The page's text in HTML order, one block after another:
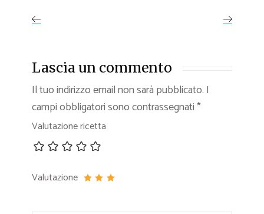
Lascia un commento
Il tuo indirizzo email non sarà pubblicato. I
campi obbligatori sono contrassegnati*
Valutazione ricetta
Valutazione